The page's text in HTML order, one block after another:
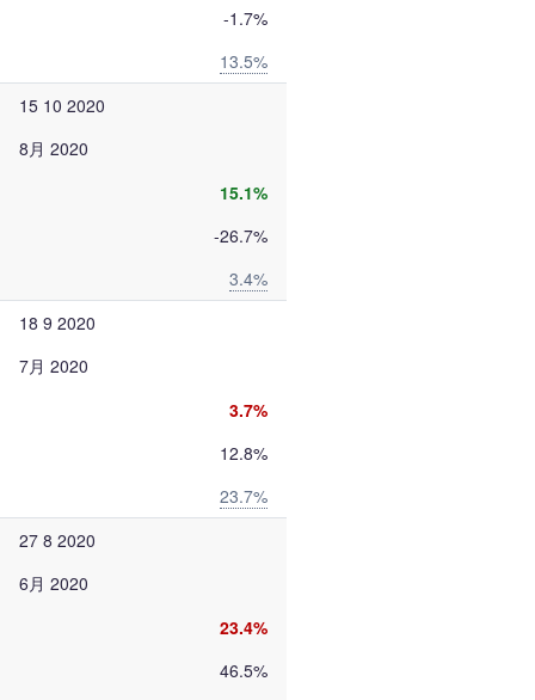
-1.7%
13.5%
15 10 2020
8月 2020
15.1%
-26.7%
3.4%
18 9 2020
7月 2020
3.7%
12.8%
23.7%
27 8 2020
6月 2020
23.4%
46.5%